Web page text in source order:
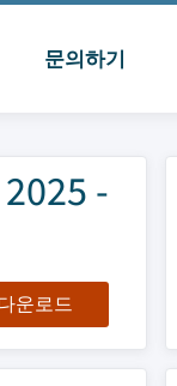
문의하기
-
운로드